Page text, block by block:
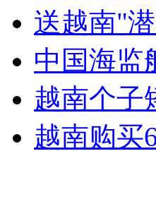
外交部：反对强权政治
外交部：有关国家言论
送越南"
中国海监
越南个子
越南购买